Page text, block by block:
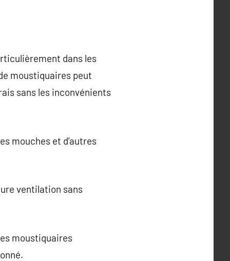
dans les
moustiquaires peut
sans les inconvénients
mouches et d’autres
ventilation sans
moustiquaires